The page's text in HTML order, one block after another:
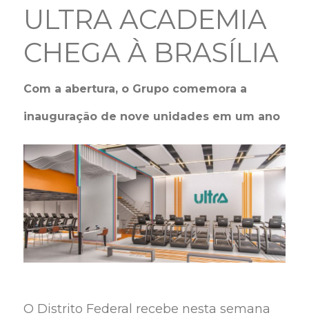
ULTRA ACADEMIA
CHEGA À BRASÍLIA
Com a abertura, o Grupo comemora a
inauguração de nove unidades em um ano
O Distrito Federal recebe nesta semana